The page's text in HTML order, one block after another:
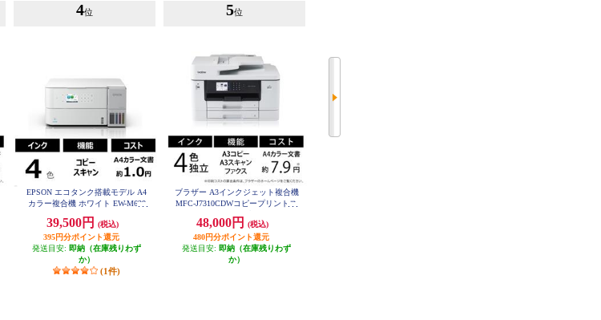
4位
EPSON エコタンク搭載モデル A4
カラー複合機 ホワイト EW-M638
39,500円
(税込)
395円分ポイント還元
発送目安: 即納（在庫残りわず
か）
(1件)
5位
ブラザー A3インクジェット複合機
MFC-J7310CDWコピープリントス
ネス MFC-J7310CDW
48,000円
(税込)
480円分ポイント還元
発送目安: 即納（在庫残りわず
か）